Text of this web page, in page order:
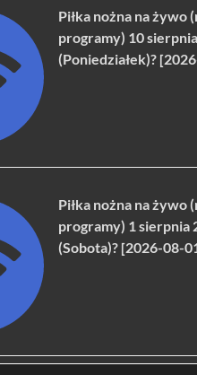
Piłka nożna na żywo
programy) 10
(Poniedziałek)?
Piłka nożna na żywo
programy) 1 sierpnia
(Sobota)? [2026-08-